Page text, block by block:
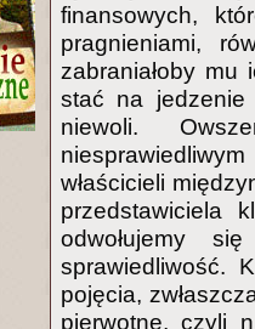
finansowych,
pragnieniami,
zabraniałoby mu
stać na jedzenie
niewoli.
właścicieli
przedstawiciela
odwołujemy
sprawiedliwość.
pojęcia,
pierwotne, czyli